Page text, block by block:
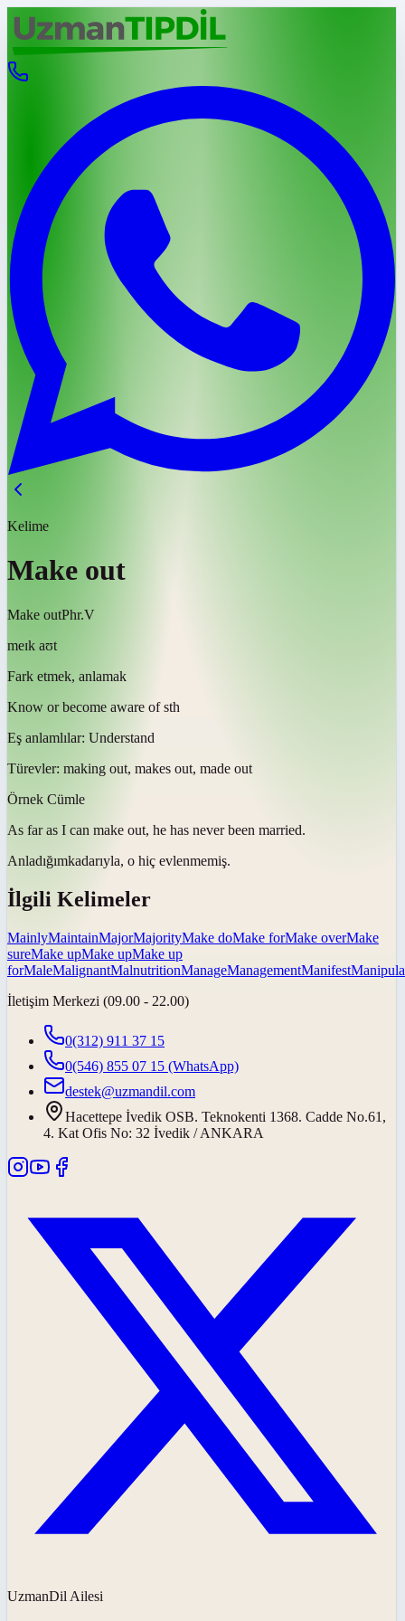
Kelime
Make out
Make outPhr.V
meɪk aʊt
Fark etmek, anlamak
Know or become aware of sth
Eş anlamlılar: Understand
Türevler: making out, makes out, made out
Örnek Cümle
As far as I can make out, he has never been married.
Anladığımkadarıyla, o hiç evlenmemiş.
İlgili Kelimeler
MainlyMaintainMajorMajorityMake doMake forMake overMake
sureMake upMake upMake up
forMaleMalignantMalnutritionManageManagementManifest
İletişim Merkezi (09.00 - 22.00)
0(312) 911 37 15
0(546) 855 07 15 (WhatsApp)
destek@uzmandil.com
Hacettepe İvedik OSB. Teknokenti 1368. Cadde No.61,
4. Kat Ofis No: 32 İvedik / ANKARA
UzmanDil Ailesi